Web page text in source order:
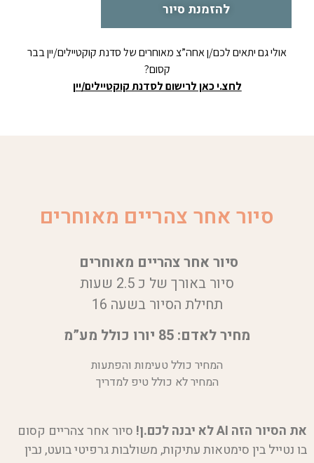
להזמנת סיור
אולי גם יתאים לכם/ן אחה”צ מאוחרים של סדנת קוקטיילים/יין בבר
קסום?
לחצ.י כאן לרישום לסדנת קוקטיילים/יין
סיור אחר צהריים מאוחרים
סיור אחר צהריים מאוחרים
סיור באורך של כ 2.5 שעות
תחילת הסיור בשעה 16
מחיר לאדם: 85 יורו כולל מע”מ
המחיר כולל טעימות והפתעות
המחיר לא כולל טיפ למדריך
את הסיור הזה AI לא יבנה לכם.ן!
סיור אחר צהריים קסום
בו נטייל בין סימטאות עתיקות, משולבות גרפיטי בועט, נבין